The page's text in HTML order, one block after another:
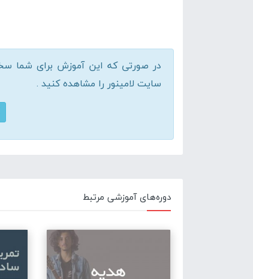
در صورتی که این آموزش برای شما
سایت لامینور را مشاهده کنید .
دوره‌های آموزشی مرتبط